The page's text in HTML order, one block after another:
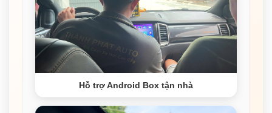
Hỗ trợ Android Box tận nhà